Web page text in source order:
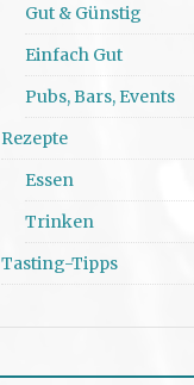
Gut & Günstig
Einfach Gut
Pubs, Bars, Events
Rezepte
Essen
Trinken
Tasting-Tipps